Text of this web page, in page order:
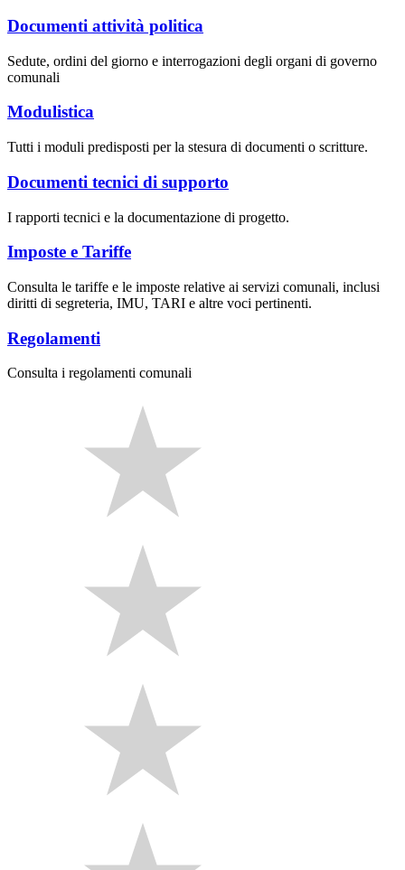
Documenti attività politica
Sedute, ordini del giorno e interrogazioni degli organi di governo
comunali
Modulistica
Tutti i moduli predisposti per la stesura di documenti o scritture.
Documenti tecnici di supporto
I rapporti tecnici e la documentazione di progetto.
Imposte e Tariffe
Consulta le tariffe e le imposte relative ai servizi comunali, inclusi
diritti di segreteria, IMU, TARI e altre voci pertinenti.
Regolamenti
Consulta i regolamenti comunali